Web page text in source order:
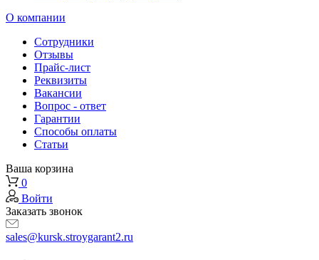
О компании
Сотрудники
Отзывы
Прайс-лист
Реквизиты
Вакансии
Вопрос - ответ
Гарантии
Способы оплаты
Статьи
Ваша корзина
0
Войти
Заказать звонок
sales@kursk.stroygarant2.ru